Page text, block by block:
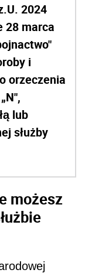
2024
28 marca
i
orzeczenia
lub
służby
możesz